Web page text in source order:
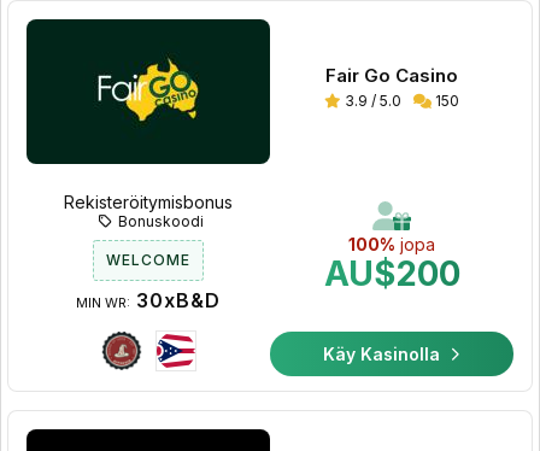
Fair Go Casino
3.9 / 5.0 150
100% jopa
AU$200
Rekisteröitymisbonus
Bonuskoodi
WELCOME
MIN WR: 30xB&D
Käy Kasinolla